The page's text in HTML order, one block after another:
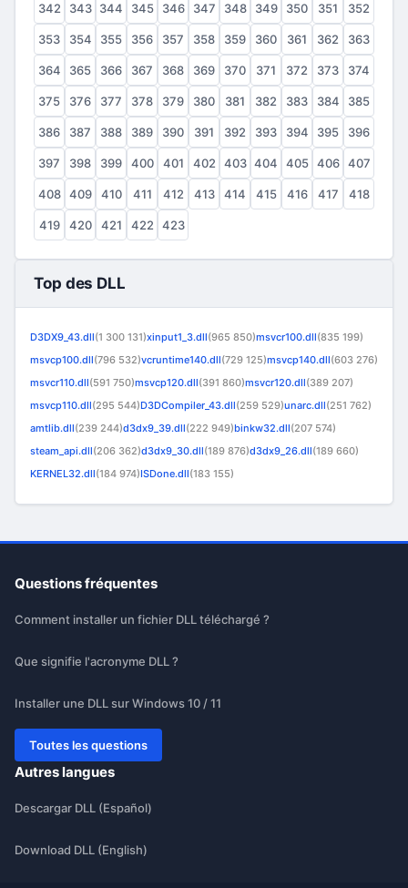
342 343 344 345 346 347 348 349 350 351 352
353 354 355 356 357 358 359 360 361 362 363
364 365 366 367 368 369 370 371 372 373 374
375 376 377 378 379 380 381 382 383 384 385
386 387 388 389 390 391 392 393 394 395 396
397 398 399 400 401 402 403 404 405 406 407
408 409 410 411 412 413 414 415 416 417 418
419 420 421 422 423
Top des DLL
D3DX9_43.dll(1 300 131)xinput1_3.dll(965 850)msvcr100.dll(835 199)
msvcp100.dll(796 532)vcruntime140.dll(729 125)msvcp140.dll(603 276)
msvcr110.dll(591 750)msvcp120.dll(391 860)msvcr120.dll(389 207)
msvcp110.dll(295 544)D3DCompiler_43.dll(259 529)unarc.dll(251 762)
amtlib.dll(239 244)d3dx9_39.dll(222 949)binkw32.dll(207 574)
steam_api.dll(206 362)d3dx9_30.dll(189 876)d3dx9_26.dll(189 660)
KERNEL32.dll(184 974)ISDone.dll(183 155)
Questions fréquentes
Comment installer un fichier DLL téléchargé ?
Que signifie l'acronyme DLL ?
Installer une DLL sur Windows 10 / 11
Toutes les questions
Autres langues
Descargar DLL (Español)
Download DLL (English)